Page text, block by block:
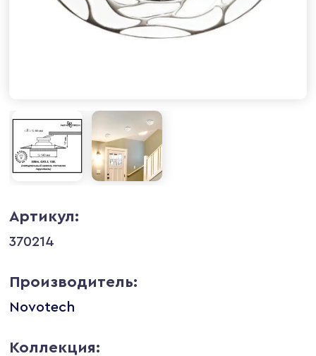
Артикул:
370214
Производитель:
Novotech
Коллекция: